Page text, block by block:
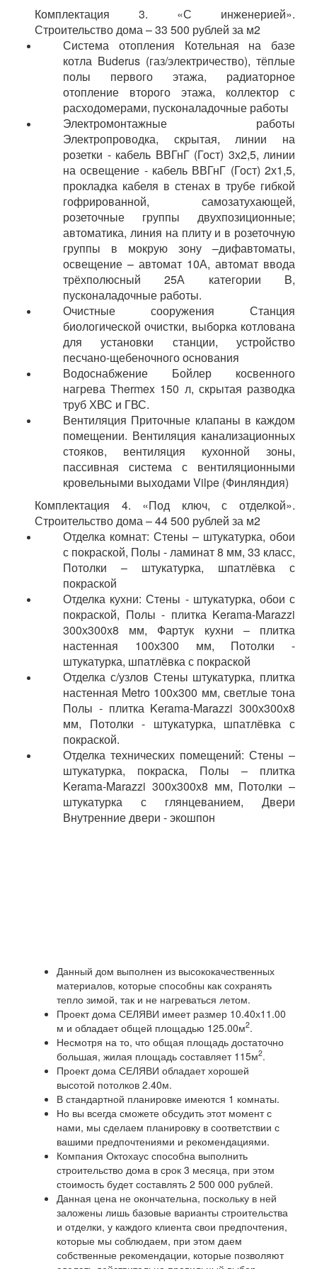
Комплектация 3. «С инженерией».
Строительство дома – 33 500 рублей за м2
Система отопления Котельная на базе
котла Buderus (газ/электричество), тёплые
полы первого этажа, радиаторное
отопление второго этажа, коллектор с
расходомерами, пусконаладочные работы
Электромонтажные работы
Электропроводка, скрытая, линии на
розетки - кабель ВВГнГ (Гост) 3х2,5, линии
на освещение - кабель ВВГнГ (Гост) 2х1,5,
прокладка кабеля в стенах в трубе гибкой
гофрированной, самозатухающей,
розеточные группы двухпозиционные;
автоматика, линия на плиту и в розеточную
группы в мокрую зону –дифавтоматы,
освещение – автомат 10А, автомат ввода
трёхполюсный 25А категории B,
пусконаладочные работы.
Очистные сооружения Станция
биологической очистки, выборка котлована
для установки станции, устройство
песчано-щебеночного основания
Водоснабжение Бойлер косвенного
нагрева Thermex 150 л, скрытая разводка
труб ХВС и ГВС.
Вентиляция Приточные клапаны в каждом
помещении. Вентиляция канализационных
стояков, вентиляция кухонной зоны,
пассивная система с вентиляционными
кровельными выходами Vilpe (Финляндия)
Комплектация 4. «Под ключ, с отделкой».
Строительство дома – 44 500 рублей за м2
Отделка комнат: Стены – штукатурка, обои
с покраской, Полы - ламинат 8 мм, 33 класс,
Потолки – штукатурка, шпатлёвка с
покраской
Отделка кухни: Стены - штукатурка, обои с
покраской, Полы - плитка Kerama-Marazzi
300х300х8 мм, Фартук кухни – плитка
настенная 100х300 мм, Потолки -
штукатурка, шпатлёвка с покраской
Отделка с/узлов Стены штукатурка, плитка
настенная Metro 100х300 мм, светлые тона
Полы - плитка Kerama-Marazzi 300х300х8
мм, Потолки - штукатурка, шпатлёвка с
покраской.
Отделка технических помещений: Стены –
штукатурка, покраска, Полы – плитка
Kerama-Marazzi 300х300х8 мм, Потолки –
штукатурка с глянцеванием, Двери
Внутренние двери - экошпон
Данный дом выполнен из высококачественных
материалов, которые способны как сохранять
тепло зимой, так и не нагреваться летом.
Проект дома СЕЛЯВИ имеет размер 10.40х11.00
м и обладает общей площадью 125.00м2.
Несмотря на то, что общая площадь достаточно
большая, жилая площадь составляет 115м2.
Проект дома СЕЛЯВИ обладает хорошей
высотой потолков 2.40м.
В стандартной планировке имеются 1 комнаты.
Но вы всегда сможете обсудить этот момент с
нами, мы сделаем планировку в соответствии с
вашими предпочтениями и рекомендациями.
Компания Октохаус способна выполнить
строительство дома в срок 3 месяца, при этом
стоимость будет составлять 2 500 000 рублей.
Данная цена не окончательна, поскольку в ней
заложены лишь базовые варианты строительства
и отделки, у каждого клиента свои предпочтения,
которые мы соблюдаем, при этом даем
собственные рекомендации, которые позволяют